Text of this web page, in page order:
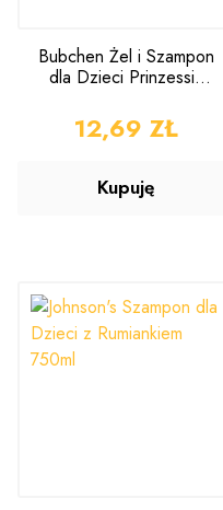
Bubchen Żel i Szampon
dla Dzieci Prinzessin
CENA
12,69 ZŁ
Kupuję